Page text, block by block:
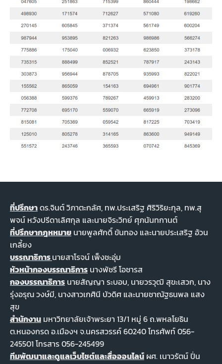
ที่ปรึกษาดร.จินต์ วิภาตะกลัศ, ทพ.ประเสริฐ ศิริวิริยะกุล, ทพ.สุ
พจน์ หวังปรีดาเลิศกุล และนายจิระวิทย์ ศุภนันทกานต์
ที่ปรึกษากฎหหมาย นายพูลศักดิ์ ขันทอง และนายประเสริฐ อ้วน
เกลี้ยง
บรรณาธิการนายสาโรจน์ เพ็งชะอุ่ม
หัวหน้ากองบรรณาธิการ นางพัชรี โอชารส
กองบรรณาธิการ นายสัญญา ระบอบ, นายวรวุฒิ สุขะเสวก, นาง
รุ่งอรุณ วงษ์มี, นางสาวเกศินี บัวดิศ และนายชาณัฐธนพล แสง
สุข
สำนักงาน มหาวิทยาลัยเจ้าพระยา 13/1 หมู่ 6 ถ.พหลโยธิน
ต.หนองกรด อ.เมืองฯ จ.นครสวรรค์ 60240 โทรศัพท์ 056-
245501 โทรสาร 056-245499
ทีมพัฒนาและดูแลเว็บไชต์และสื่อออนไลน์ ผศ. เนาวรัตน์ ปิ่น